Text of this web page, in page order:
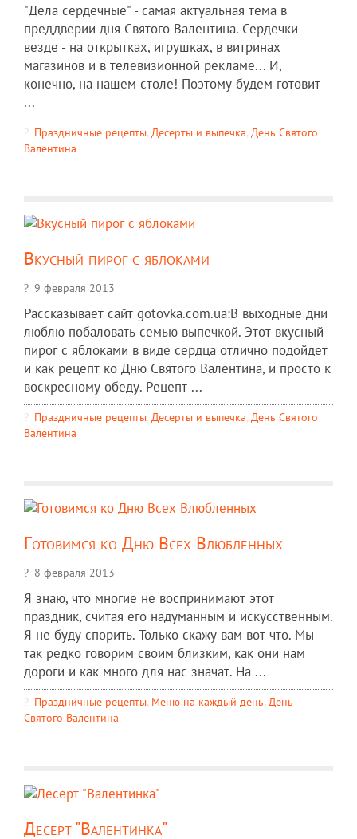
"Дела сердечные" - самая актуальная тема в
преддверии дня Святого Валентина. Сердечки
везде - на открытках, игрушках, в витринах
магазинов и в телевизионной рекламе... И,
конечно, на нашем столе! Поэтому будем готовит
...
Праздничные рецепты, Десерты и выпечка, День Святого
Валентина
Вкусный пирог с яблоками
9 февраля 2013
Рассказывает сайт gotovka.com.ua:В выходные дни
люблю побаловать семью выпечкой. Этот вкусный
пирог с яблоками в виде сердца отлично подойдет
и как рецепт ко Дню Святого Валентина, и просто к
воскресному обеду. Рецепт ...
Праздничные рецепты, Десерты и выпечка, День Святого
Валентина
Готовимся ко Дню Всех Влюбленных
8 февраля 2013
Я знаю, что многие не воспринимают этот
праздник, считая его надуманным и искусственным.
Я не буду спорить. Только скажу вам вот что. Мы
так редко говорим своим близким, как они нам
дороги и как много для нас значат. На ...
Праздничные рецепты, Меню на каждый день, День
Святого Валентина
Десерт "Валентинка"